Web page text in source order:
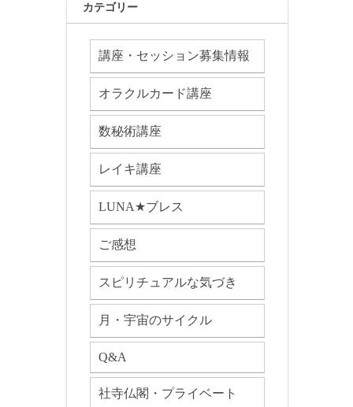
カテゴリー
講座・セッション募集情報
オラクルカード講座
数秘術講座
レイキ講座
LUNA★ブレス
ご感想
スピリチュアルな気づき
月・宇宙のサイクル
Q&A
社寺仏閣・プライベート